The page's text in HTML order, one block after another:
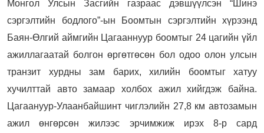
Монгол Улсын Засгийн газраас дэвшүүлсэн “Шинэ
сэргэлтийн бодлого”-ын Боомтын сэргэлтийн хүрээнд
Баян-Өлгий аймгийн Цагааннуур боомтыг 24 цагийн үйл
ажиллагаатай болгон өргөтгөсөн бол одоо олон улсын
транзит хурдны зам барих, хилийн боомтыг хатуу
хучилттай авто замаар холбох ажил хийгдэж байна.
Цагаануур-Улаанбайшинт чиглэлийн 27,8 км автозамын
ажил өнгөрсөн жилээс эрчимжиж ирэх 8-р сард